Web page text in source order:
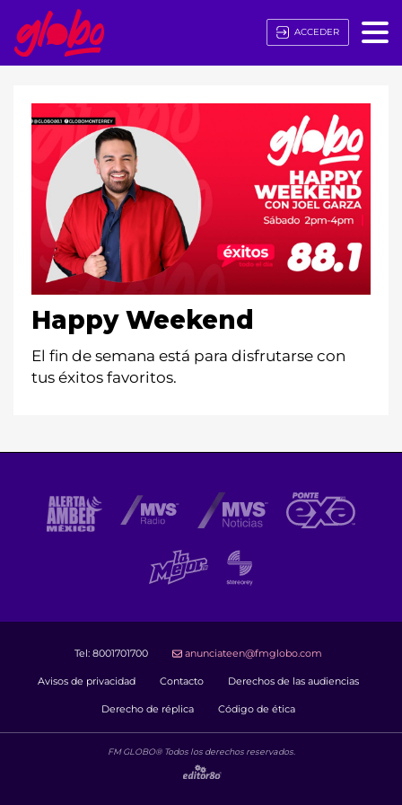
ACCEDER
Happy Weekend
El fin de semana está para disfrutarse con
tus éxitos favoritos.
Tel: 8001701700 anunciateen@fmglobo.com
Avisos de privacidad Contacto Derechos de las audiencias
Derecho de réplica Código de ética
FM GLOBO® Todos los derechos reservados.